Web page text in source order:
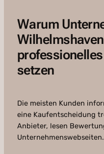
Warum
setzen
Die meisten Kunden
eine Kaufentscheidung
Anbieter, lesen
Unternehmenswebseiten.